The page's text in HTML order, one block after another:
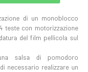
di un monoblocco
teste con motorizzazione
del film pellicola sul
salsa di pomodoro
necessario realizzare un